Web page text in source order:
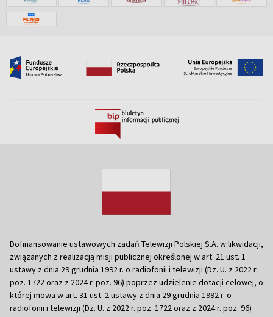
Dofinansowanie ustawowych zadań Telewizji Polskiej S.A. w likwidacji,
związanych z realizacją misji publicznej określonej w art. 21 ust. 1
ustawy z dnia 29 grudnia 1992 r. o radiofonii i telewizji (Dz. U. z 2022 r.
poz. 1722 oraz z 2024 r. poz. 96) poprzez udzielenie dotacji celowej, o
której mowa w art. 31 ust. 2 ustawy z dnia 29 grudnia 1992 r. o
radiofonii i telewizji (Dz. U. z 2022 r. poz. 1722 oraz z 2024 r. poz. 96)